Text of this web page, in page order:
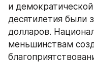
и
десятилетия были
долларов.
меньшинствам